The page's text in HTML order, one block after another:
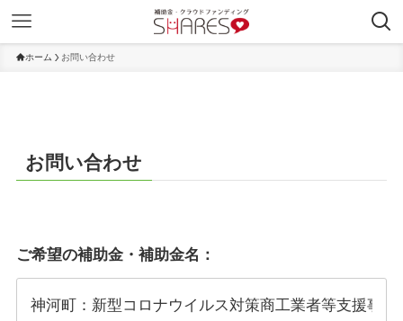
ホーム お問い合わせ
お問い合わせ
ご希望の補助金・補助金名：